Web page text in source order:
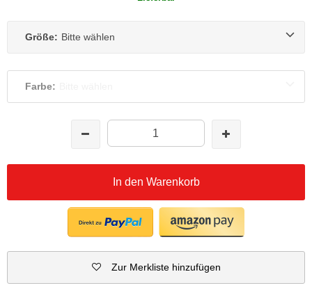
Größe: Bitte wählen
Farbe:
In den Warenkorb
Zur Merkliste hinzufügen